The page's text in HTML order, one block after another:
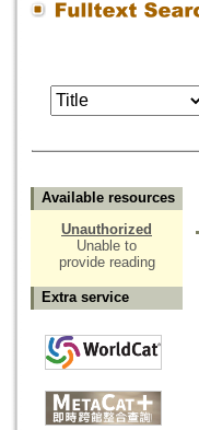
Available resources
Unauthorized
Unable to
provide reading
Extra service